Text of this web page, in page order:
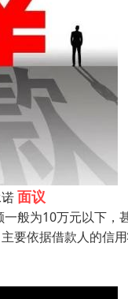
面议
般为10万元以下
要依据借款人的信